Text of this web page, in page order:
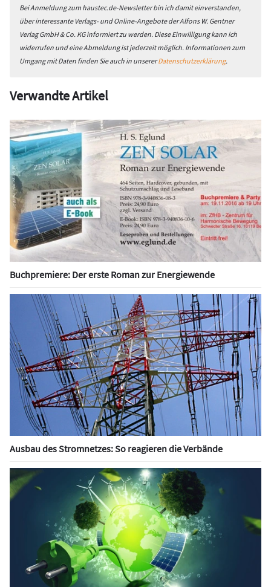
Bei Anmeldung zum haustec.de-Newsletter bin ich damit einverstanden,
über interessante Verlags- und Online-Angebote der Alfons W. Gentner
Verlag GmbH & Co. KG informiert zu werden. Diese Einwilligung kann ich
widerrufen und eine Abmeldung ist jederzeit möglich. Informationen zum
Umgang mit Daten finden Sie auch in unsererDatenschutzerklärung.
Verwandte Artikel
Buchpremiere: Der erste Roman zur Energiewende
Ausbau des Stromnetzes: So reagieren die Verbände